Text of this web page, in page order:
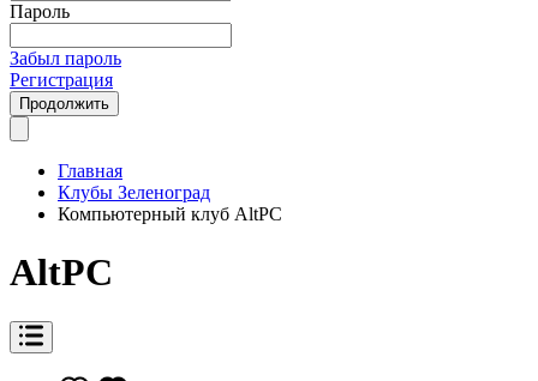
Пароль
Забыл пароль
Регистрация
Продолжить
Главная
Клубы Зеленоград
Компьютерный клуб AltPC
AltPC